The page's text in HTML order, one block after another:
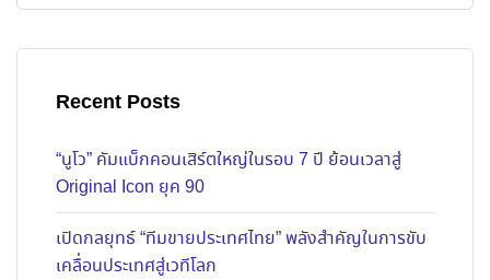
Recent Posts
“นูโว” คัมแบ็กคอนเสิร์ตใหญ่ในรอบ 7 ปี ย้อนเวลาสู่
Original Icon ยุค 90
เปิดกลยุทธ์ “ทีมขายประเทศไทย” พลังสำคัญในการขับ
เคลื่อนประเทศสู่เวทีโลก